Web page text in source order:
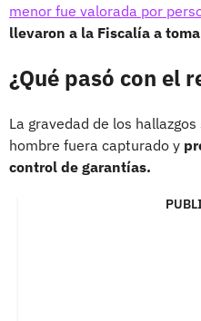
menor fue valorada por
llevaron a la Fiscalía a
¿Qué pasó con el
La gravedad de los
hombre fuera capturado y
control de garantías.